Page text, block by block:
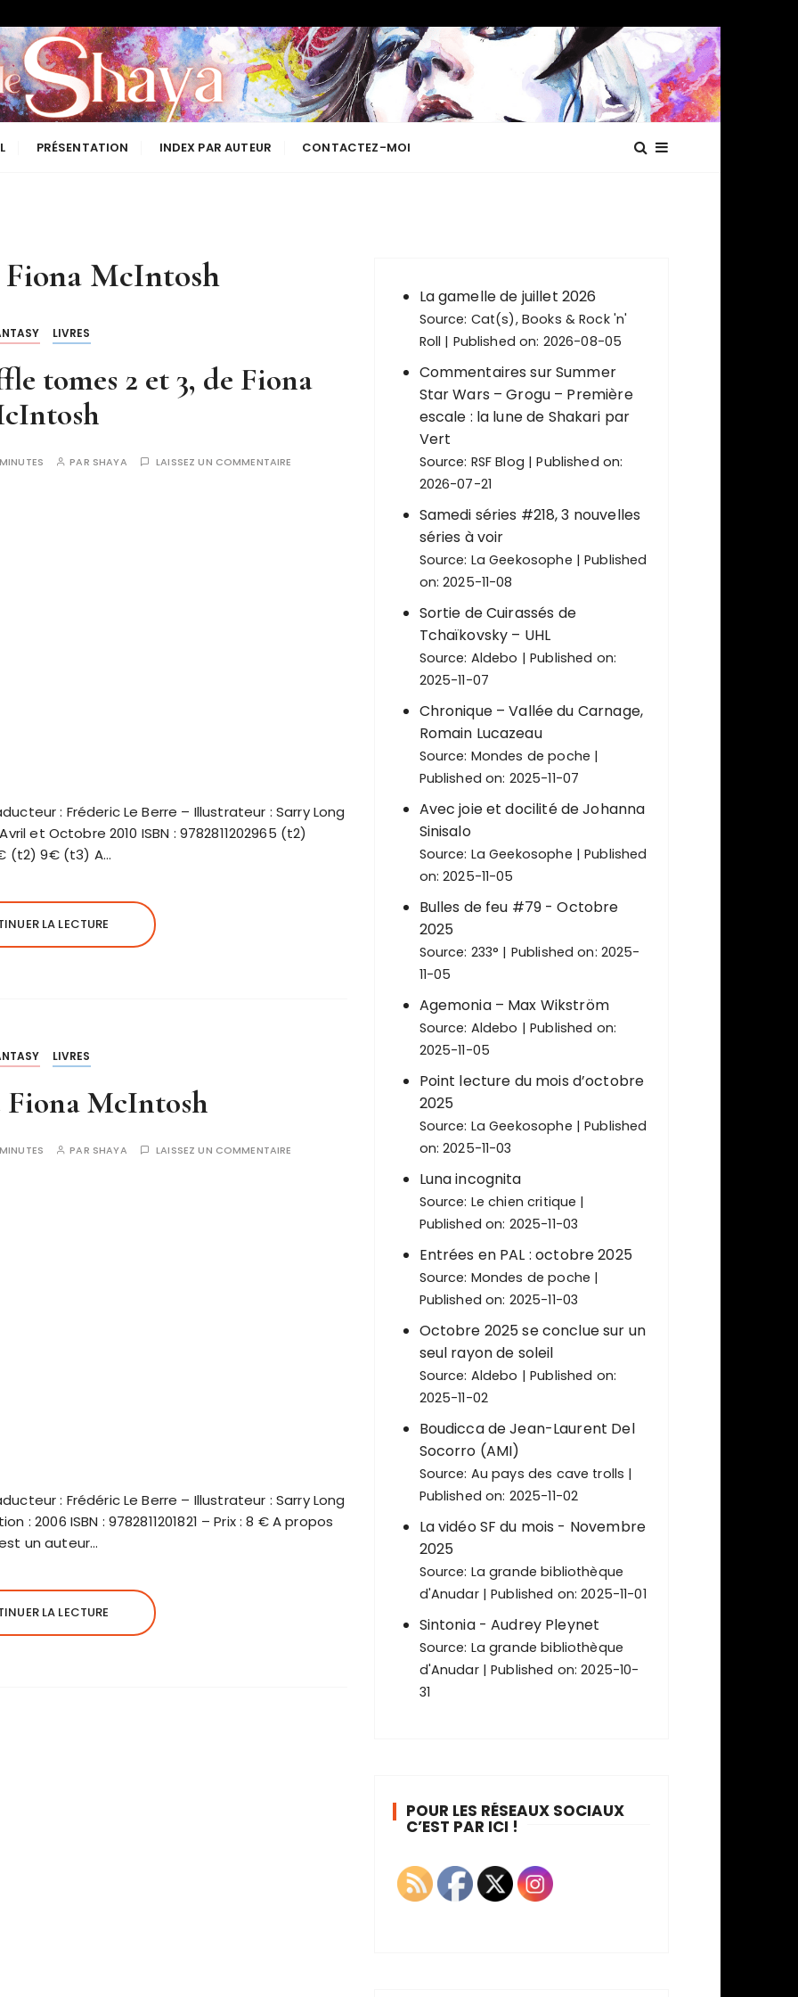
Les lectures de Shaya
PRÉSENTATION INDEX PAR AUTEUR CONTACTEZ-MOI
Fiona McIntosh
LIVRES
tomes 2 et 3, de Fiona
PAR SHAYA LAISSEZ UN COMMENTAIRE
: Fréderic Le Berre – Illustrateur : Sarry Long
et Octobre 2010 ISBN : 9782811202965 (t2)
(t2) 9€ (t3) A…
LA LECTURE
LIVRES
Fiona McIntosh
PAR SHAYA LAISSEZ UN COMMENTAIRE
: Frédéric Le Berre – Illustrateur : Sarry Long
: 2006 ISBN : 9782811201821 – Prix : 8 € A propos
un auteur…
LA LECTURE
La gamelle de juillet 2026
Source: Cat(s), Books & Rock 'n'
Roll
Published on: 2026-08-05
Commentaires sur Summer
Star Wars – Grogu – Première
escale : la lune de Shakari par
Vert
Source: RSF Blog
Published on:
2026-07-21
Samedi séries #218, 3 nouvelles
séries à voir
Source: La Geekosophe
Published
on: 2025-11-08
Sortie de Cuirassés de
Tchaïkovsky – UHL
Source: Aldebo
Published on:
2025-11-07
Chronique – Vallée du Carnage,
Romain Lucazeau
Source: Mondes de poche
Published on: 2025-11-07
Avec joie et docilité de Johanna
Sinisalo
Source: La Geekosophe
Published
on: 2025-11-05
Bulles de feu #79 - Octobre
2025
Source: 233°
Published on: 2025-
11-05
Agemonia – Max Wikström
Source: Aldebo
Published on:
2025-11-05
Point lecture du mois d’octobre
2025
Source: La Geekosophe
Published
on: 2025-11-03
Luna incognita
Source: Le chien critique
Published on: 2025-11-03
Entrées en PAL : octobre 2025
Source: Mondes de poche
Published on: 2025-11-03
Octobre 2025 se conclue sur un
seul rayon de soleil
Source: Aldebo
Published on:
2025-11-02
Boudicca de Jean-Laurent Del
Socorro (AMI)
Source: Au pays des cave trolls
Published on: 2025-11-02
La vidéo SF du mois - Novembre
2025
Source: La grande bibliothèque
d'Anudar
Published on: 2025-11-01
Sintonia - Audrey Pleynet
Source: La grande bibliothèque
d'Anudar
Published on: 2025-10-
31
POUR LES RÉSEAUX SOCIAUX
C’EST PAR ICI !